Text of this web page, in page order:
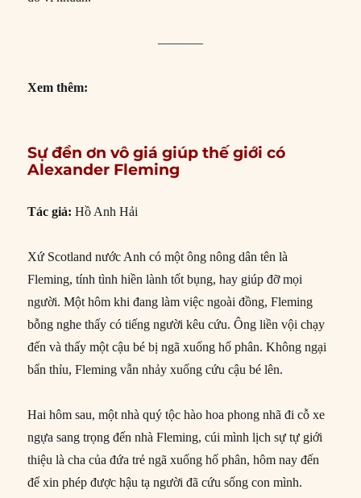
———–
Xem thêm:
Sự đền ơn vô giá giúp thế giới có
Alexander Fleming
Tác giả:Hồ Anh Hải
Xứ Scotland nước Anh có một ông nông dân tên là
Fleming, tính tình hiền lành tốt bụng, hay giúp đỡ mọi
người. Một hôm khi đang làm việc ngoài đồng, Fleming
bỗng nghe thấy có tiếng người kêu cứu. Ông liền vội chạy
đến và thấy một cậu bé bị ngã xuống hố phân. Không ngại
bẩn thỉu, Fleming vẫn nhảy xuống cứu cậu bé lên.
Hai hôm sau, một nhà quý tộc hào hoa phong nhã đi cỗ xe
ngựa sang trọng đến nhà Fleming, cúi mình lịch sự tự giới
thiệu là cha của đứa trẻ ngã xuống hố phân, hôm nay đến
để xin phép được hậu tạ người đã cứu sống con mình.